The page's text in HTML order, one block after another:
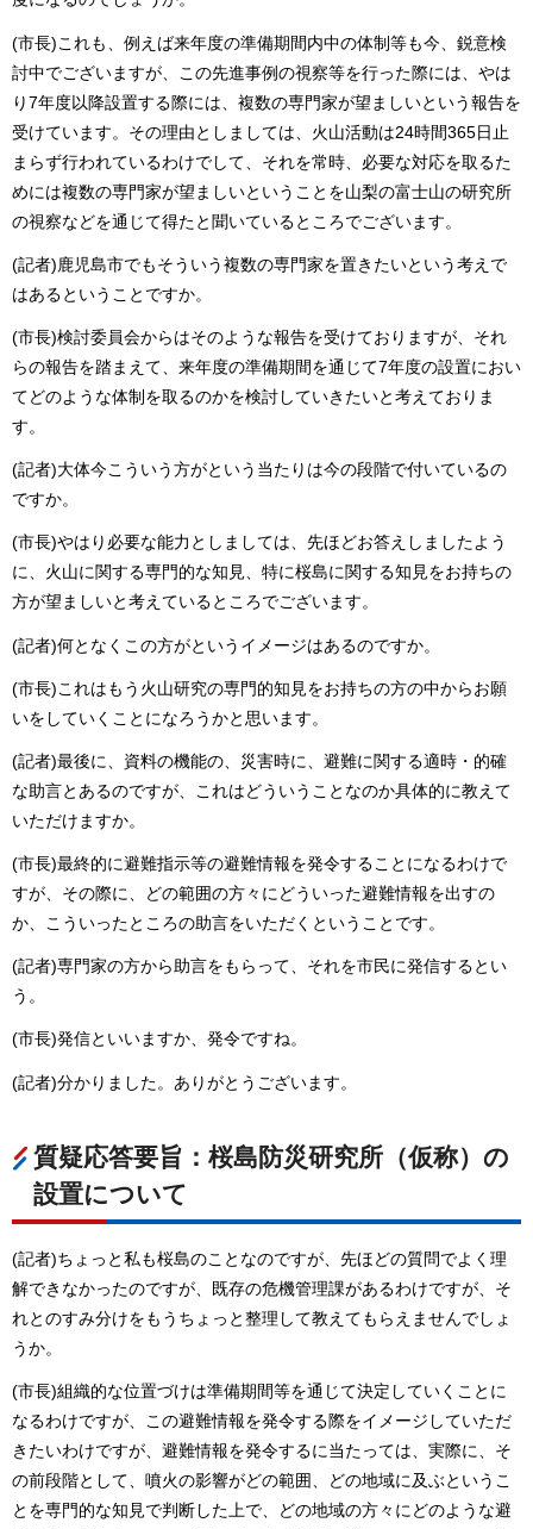
(市長)これも、例えば来年度の準備期間内中の体制等も今、鋭意検
討中でございますが、この先進事例の視察等を行った際には、やは
り7年度以降設置する際には、複数の専門家が望ましいという報告を
受けています。その理由としましては、火山活動は24時間365日止
まらず行われているわけでして、それを常時、必要な対応を取るた
めには複数の専門家が望ましいということを山梨の富士山の研究所
の視察などを通じて得たと聞いているところでございます。
(記者)鹿児島市でもそういう複数の専門家を置きたいという考えで
はあるということですか。
(市長)検討委員会からはそのような報告を受けておりますが、それ
らの報告を踏まえて、来年度の準備期間を通じて7年度の設置におい
てどのような体制を取るのかを検討していきたいと考えておりま
す。
(記者)大体今こういう方がという当たりは今の段階で付いているの
ですか。
(市長)やはり必要な能力としましては、先ほどお答えしましたよう
に、火山に関する専門的な知見、特に桜島に関する知見をお持ちの
方が望ましいと考えているところでございます。
(記者)何となくこの方がというイメージはあるのですか。
(市長)これはもう火山研究の専門的知見をお持ちの方の中からお願
いをしていくことになろうかと思います。
(記者)最後に、資料の機能の、災害時に、避難に関する適時・的確
な助言とあるのですが、これはどういうことなのか具体的に教えて
いただけますか。
(市長)最終的に避難指示等の避難情報を発令することになるわけで
すが、その際に、どの範囲の方々にどういった避難情報を出すの
か、こういったところの助言をいただくということです。
(記者)専門家の方から助言をもらって、それを市民に発信するとい
う。
(市長)発信といいますか、発令ですね。
(記者)分かりました。ありがとうございます。
質疑応答要旨：桜島防災研究所（仮称）の
設置について
(記者)ちょっと私も桜島のことなのですが、先ほどの質問でよく理
解できなかったのですが、既存の危機管理課があるわけですが、そ
れとのすみ分けをもうちょっと整理して教えてもらえませんでしょ
うか。
(市長)組織的な位置づけは準備期間等を通じて決定していくことに
なるわけですが、この避難情報を発令する際をイメージしていただ
きたいわけですが、避難情報を発令するに当たっては、実際に、そ
の前段階として、噴火の影響がどの範囲、どの地域に及ぶというこ
とを専門的な知見で判断した上で、どの地域の方々にどのような避